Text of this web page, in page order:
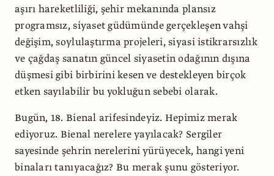
aşırı hareketliliği, şehir mekanında plansız
programsız, siyaset güdümünde gerçekleşen vahşi
değişim, soylulaştırma projeleri, siyasi istikrarsızlık
ve çağdaş sanatın güncel siyasetin odağının dışına
düşmesi gibi birbirini kesen ve destekleyen birçok
etken sayılabilir bu yokluğun sebebi olarak.
Bugün, 18. Bienal arifesindeyiz. Hepimiz merak
ediyoruz. Bienal nerelere yayılacak? Sergiler
sayesinde şehrin nerelerini yürüyecek, hangi yeni
binaları tanıyacağız? Bu merak şunu gösteriyor.